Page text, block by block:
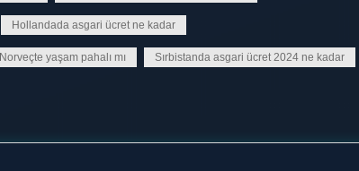
Hollandada asgari ücret ne kadar
Norveçte yaşam pahalı mı Sırbistanda asgari ücret 2024 ne kadar